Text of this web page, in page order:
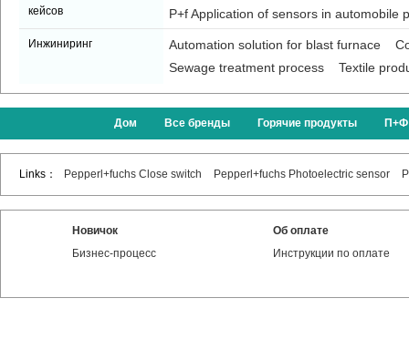
кейсов
P+f Application of sensors in automobile
Инжиниринг Automation solution for blast furnace
Sewage treatment process
Textile
Дом Все бренды Горячие продукты П+Ф
Links： Pepperl+fuchs Close switch Pepperl+fuchs Photoelectric sensor
Новичок
Бизнес-процесс
Об оплате
Инструкции по оплате